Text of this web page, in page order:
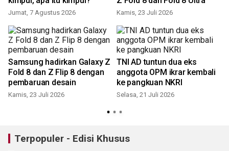
Jumat, 7 Agustus 2026 Kamis, 23 Juli 2026
Samsung hadirkan Galaxy Z
Fold 8 dan Z Flip 8 dengan
pembaruan desain
Kamis, 23 Juli 2026
TNI AD tuntun dua eks
anggota OPM ikrar kembali
ke pangkuan NKRI
Selasa, 21 Juli 2026
Terpopuler - Edisi Khusus